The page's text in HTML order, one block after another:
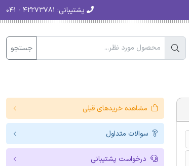
پشتیبانی:
جستجو
مشاهده خریدهای قبلی
سوالات متداول
درخواست پشتیبانی